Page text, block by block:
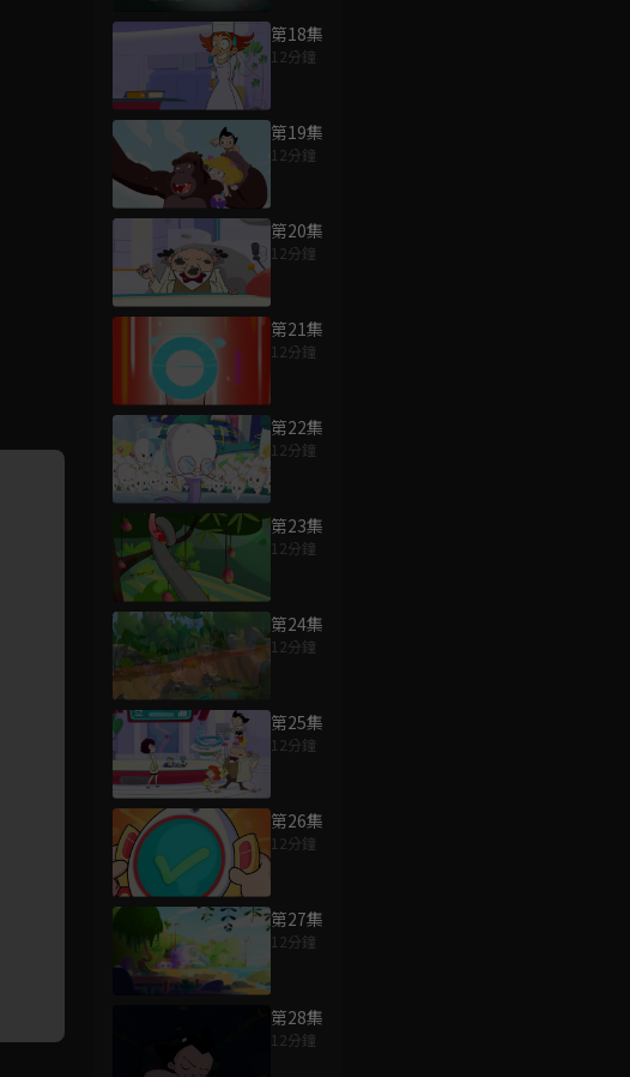
第18集
12分鐘
第19集
12分鐘
第20集
12分鐘
第21集
12分鐘
第22集
12分鐘
第23集
12分鐘
第24集
12分鐘
第25集
12分鐘
第26集
12分鐘
第27集
12分鐘
第28集
12分鐘